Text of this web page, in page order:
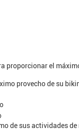
proporcionar el
provecho de su
de sus actividades